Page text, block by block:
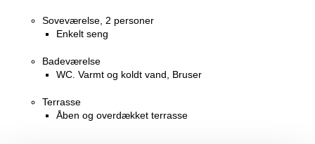
Soveværelse, 2 personer
Enkelt seng
Badeværelse
WC. Varmt og koldt vand, Bruser
Terrasse
Åben og overdækket terrasse